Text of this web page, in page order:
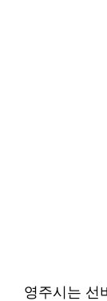
영주시는 선